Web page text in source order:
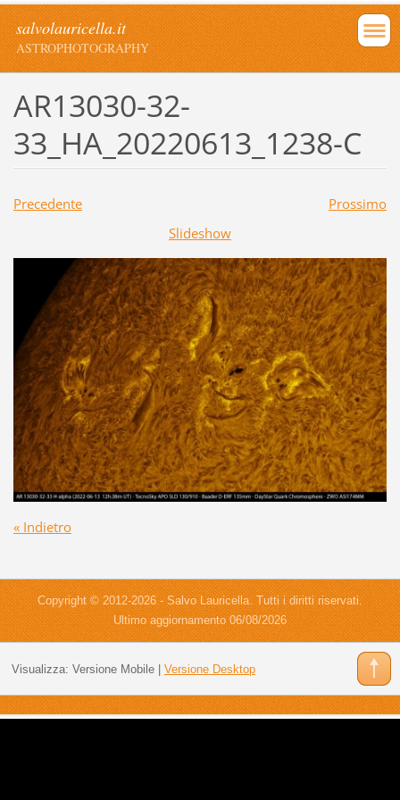
salvolauricella.it
ASTROPHOTOGRAPHY
AR13030-32-
33_HA_20220613_1238-C
Precedente
Prossimo
Slideshow
« Indietro
Copyright © 2012-2026 - Salvo Lauricella. Tutti i diritti riservati.
Ultimo aggiornamento 06/08/2026
Visualizza: Versione Mobile| Versione Desktop